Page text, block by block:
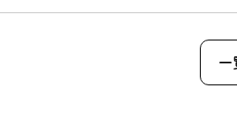
一